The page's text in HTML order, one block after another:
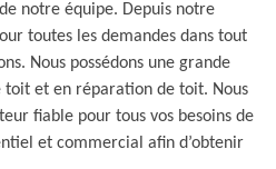
notre équipe. Depuis notre
toutes les demandes dans tout
Nous possédons une grande
toit et en réparation de toit. Nous
fiable pour tous vos besoins de
et commercial afin d’obtenir